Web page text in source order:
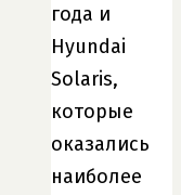
года и
Hyundai
Solaris,
которые
оказались
наиболее